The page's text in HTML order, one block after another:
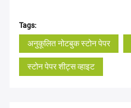
Tags:
अनुकूलित नोटबुक स्टोन पेपर
स्टोन पेपर शीट्स व्हाइट